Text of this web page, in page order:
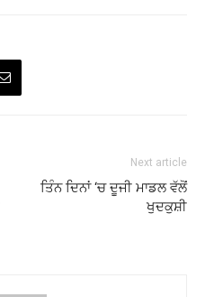
Next article
ਤਿੰਨ ਦਿਨਾਂ ‘ਚ ਦੂਜੀ ਮਾਡਲ ਵੱਲੋਂ
ਖੁਦਕੁਸ਼ੀ